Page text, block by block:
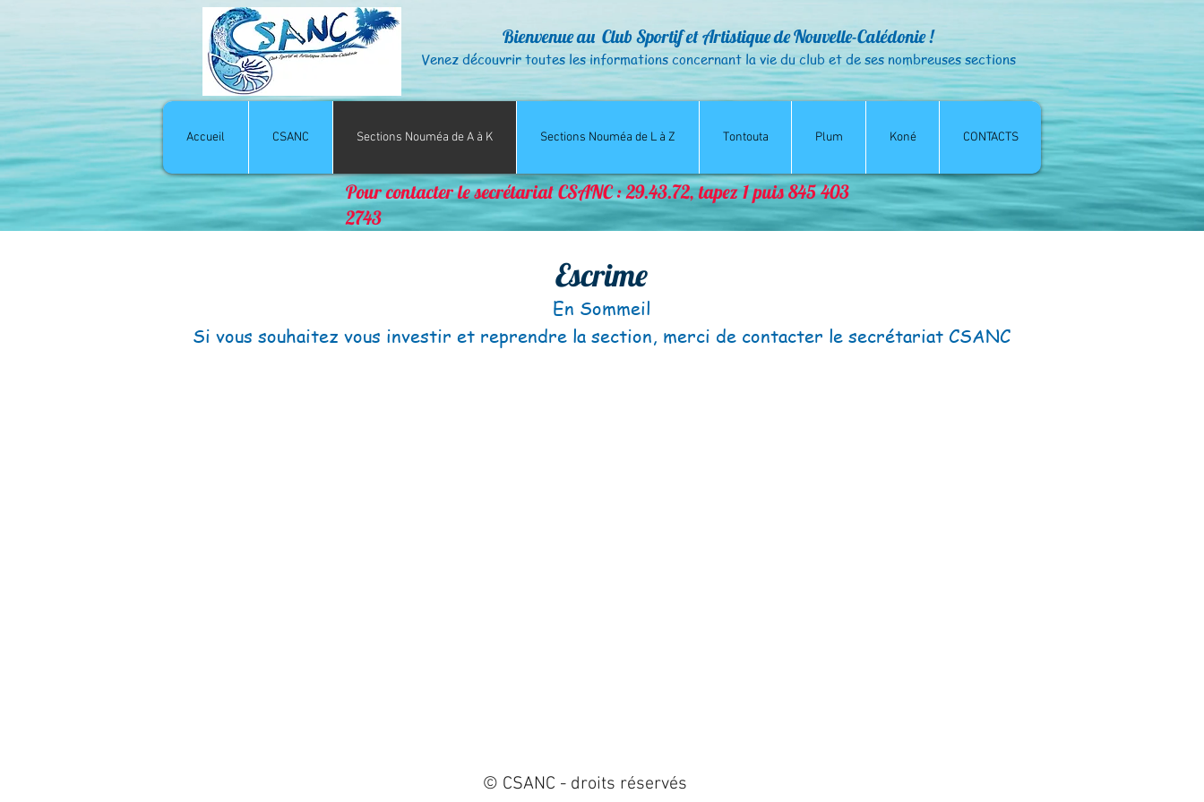
Bienvenue au Club Sportif et Artistique de Nouvelle-Calédonie !
Venez découvrir toutes les informations concernant la vie du club et de ses nombreuses sections
Accueil CSANC Sections Nouméa de A à K Sections Nouméa de L à Z Tontouta Plum Koné CONTACTS
Pour contacter le secrétariat CSANC : 29.43.72, tapez 1 puis 845 403
2743
Escrime
En Sommeil
Si vous souhaitez vous investir et reprendre la section, merci de contacter le secrétariat CSANC
© CSANC - droits réservés